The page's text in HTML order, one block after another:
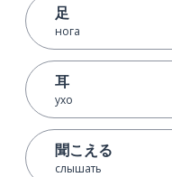
足
нога
耳
ухо
聞こえる
слышать